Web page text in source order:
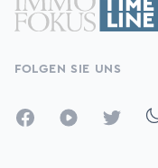
FOLGEN SIE UNS
FacebookYouTubeTwitter